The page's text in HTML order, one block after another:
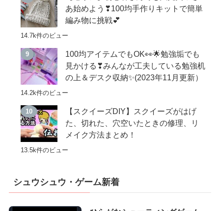
あ始めよう❣100均手作りキットで簡単
編み物に挑戦💕
14.7k件のビュー
100均アイテムでもOK👀🌟勉強垢でも
見かける❣みんなが工夫している勉強机
の上＆デスク収納✨(2023年11月更新）
14.2k件のビュー
【スクイーズDIY】スクイーズがはげ
た、切れた、穴空いたときの修理、リ
メイク方法まとめ！
13.5k件のビュー
シュウシュウ・ゲーム新着